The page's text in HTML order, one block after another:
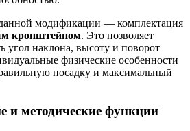
модификации — комплектация
кронштейном. Это позволяет
угол наклона, высоту и поворот
физические особенности
посадку и максимальный
и методические функции